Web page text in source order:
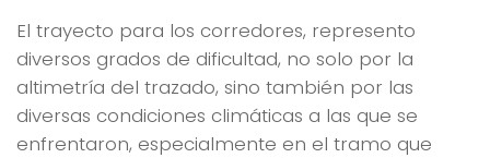
El trayecto para los corredores, represento
diversos grados de dificultad, no solo por la
altimetría del trazado, sino también por las
diversas condiciones climáticas a las que se
enfrentaron, especialmente en el tramo que